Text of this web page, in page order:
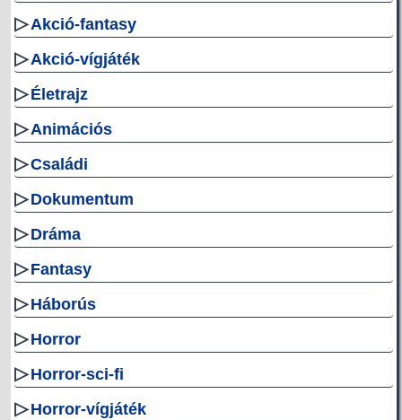
▷Akció-fantasy
▷Akció-vígjáték
▷Életrajz
▷Animációs
▷Családi
▷Dokumentum
▷Dráma
▷Fantasy
▷Háborús
▷Horror
▷Horror-sci-fi
▷Horror-vígjáték